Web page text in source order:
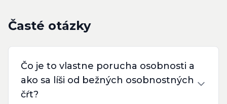
Časté otázky
Čo je to vlastne porucha osobnosti a
ako sa líši od bežných osobnostných
čŕt?